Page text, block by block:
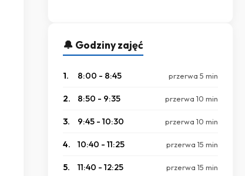
🔔 Godziny zajęć
1. 8:00 - 8:45 przerwa 5 min
2. 8:50 - 9:35 przerwa 10 min
3. 9:45 - 10:30 przerwa 10 min
4. 10:40 - 11:25 przerwa 15 min
5. 11:40 - 12:25 przerwa 15 min